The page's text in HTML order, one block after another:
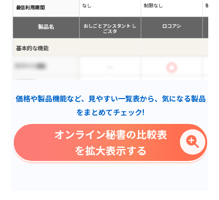
最低利用期間
製品名
基本的な機能
ECサイト運営
広告・WEBサイト制作・運
総務・庶務
なし
おしごとアシスタント し
ごスタ
制限なし
ロコアシ
制限
価格や製品機能など、見やすい一覧表から、気になる製品
をまとめてチェック!
オンライン秘書の比較表
を拡大表示する